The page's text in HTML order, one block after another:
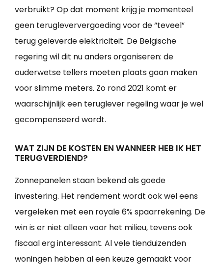
verbruikt? Op dat moment krijg je momenteel
geen terugleververgoeding voor de “teveel”
terug geleverde elektriciteit. De Belgische
regering wil dit nu anders organiseren: de
ouderwetse tellers moeten plaats gaan maken
voor slimme meters. Zo rond 2021 komt er
waarschijnlijk een teruglever regeling waar je wel
gecompenseerd wordt.
WAT ZIJN DE KOSTEN EN WANNEER HEB IK HET
TERUGVERDIEND?
Zonnepanelen staan bekend als goede
investering. Het rendement wordt ook wel eens
vergeleken met een royale 6% spaarrekening. De
win is er niet alleen voor het milieu, tevens ook
fiscaal erg interessant. Al vele tienduizenden
woningen hebben al een keuze gemaakt voor